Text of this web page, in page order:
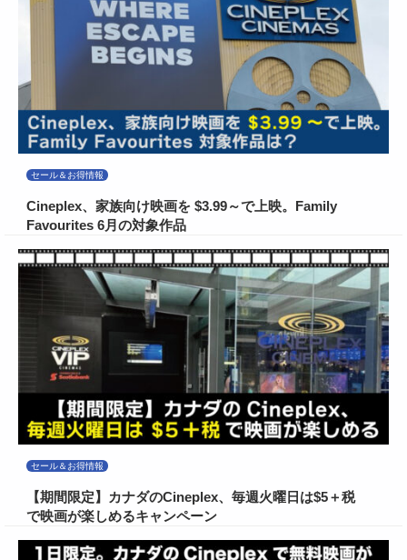
セール＆お得情報
Cineplex、家族向け映画を $3.99～で上映。Family
Favourites 6月の対象作品
セール＆お得情報
【期間限定】カナダのCineplex、毎週火曜日は$5＋税
で映画が楽しめるキャンペーン